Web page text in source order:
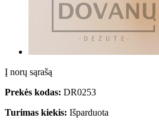
Į norų sąrašą
Prekės kodas: DR0253
Turimas kiekis: Išparduota